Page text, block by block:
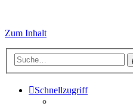
Zum Inhalt
Schnellzugriff